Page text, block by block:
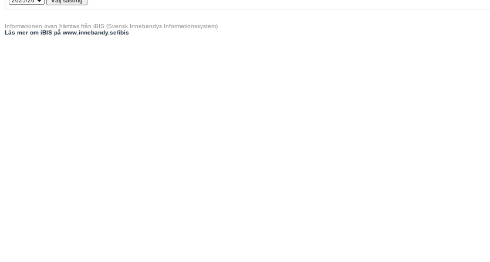
Informationen ovan hämtas från iBIS (Svensk Innebandys Informationssystem)
Läs mer om iBIS på www.innebandy.se/ibis